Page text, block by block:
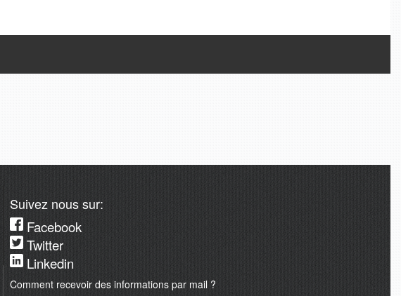
Suivez nous sur:
Facebook
Twitter
Linkedin
Comment recevoir des informations par mail ?